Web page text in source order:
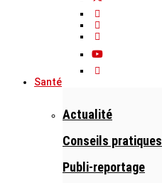
Santé
Actualité
Conseils pratiques
Publi-reportage